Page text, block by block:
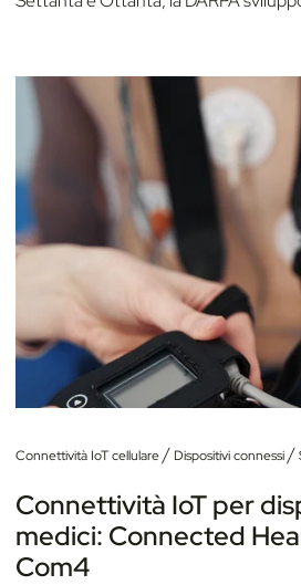
Connettività IoT cellulare/ Dispositivi connessi/
Connettività IoT per
medici: Connected
Com4